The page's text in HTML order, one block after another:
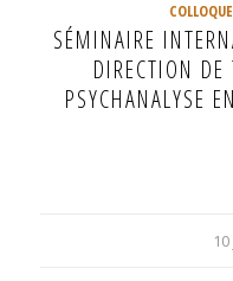
SÉMINAIRE
DIRECTION DE
PSYCHANALYSE